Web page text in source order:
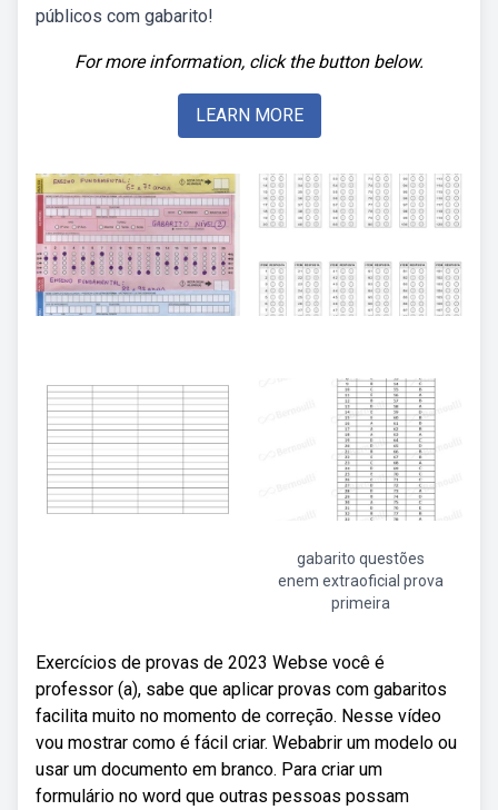
públicos com gabarito!
For more information, click the button below.
LEARN MORE
gabarito questões
enem extraoficial prova
primeira
Exercícios de provas de 2023 Webse você é
professor (a), sabe que aplicar provas com gabaritos
facilita muito no momento de correção. Nesse vídeo
vou mostrar como é fácil criar. Webabrir um modelo ou
usar um documento em branco. Para criar um
formulário no word que outras pessoas possam